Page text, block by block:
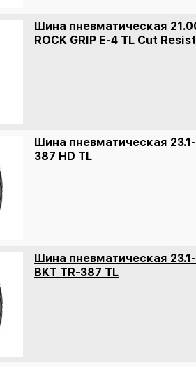
Шина пневматическая
ROCK GRIP E-4 TL Cut
Шина пневматическая 23.1-
387 HD TL
Шина пневматическая
BKT TR-387 TL